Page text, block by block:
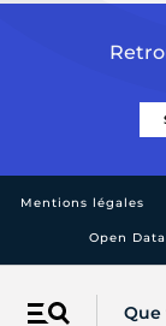
Que
Mentions légales
Open Data